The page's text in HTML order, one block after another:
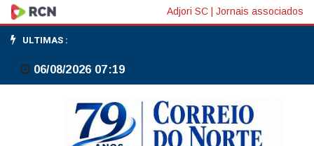
Universidade
do
Contestado
participa
Adjori SC Jornais associados
ULTIMAS :
06/08/2026 07:19